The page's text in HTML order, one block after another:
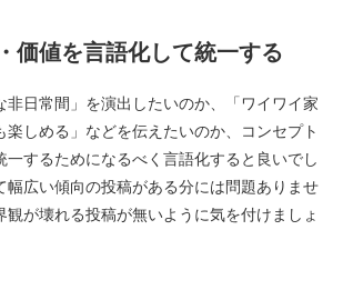
価値を言語化して統一する
非日常間」を演出したいのか、「ワイワイ家
楽しめる」などを伝えたいのか、コンセプト
一するためになるべく言語化すると良いでし
幅広い傾向の投稿がある分には問題ありませ
観が壊れる投稿が無いように気を付けましょ